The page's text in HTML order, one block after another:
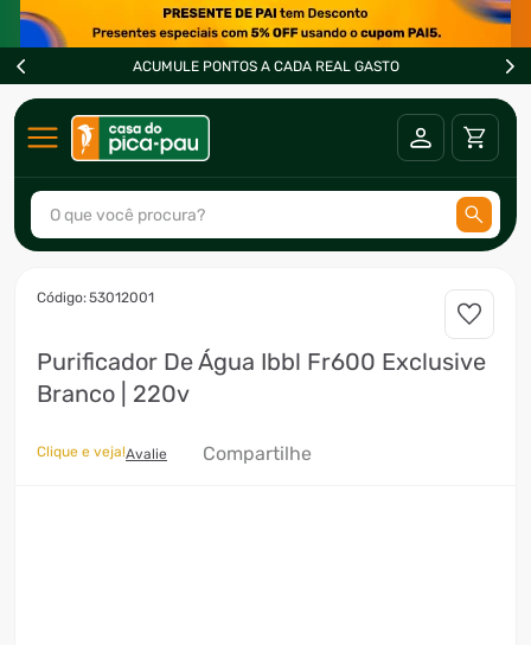
ACUMULE PONTOS A CADA REAL GASTO
O que você procura?
:53012001
Purificador De Água Ibbl Fr600 Exclusive
Branco | 220v
Clique e veja!Avalie Compartilhe
2º
freezer
3º
forno
4º
fogão